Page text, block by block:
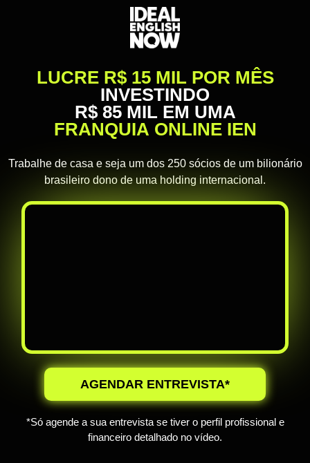
LUCRE R$ 15 MIL POR MÊS
INVESTINDO
R$ 85 MIL EM UMA
FRANQUIA ONLINE IEN
Trabalhe de casa e seja um dos 250 sócios de um bilionário
brasileiro dono de uma holding internacional.
AGENDAR ENTREVISTA*
*Só agende a sua entrevista se tiver o perfil profissional e
financeiro detalhado no vídeo.